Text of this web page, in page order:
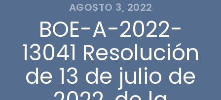
AGOSTO 3, 2022
BOE-A-2022-
13041 Resolución
de 13 de julio de